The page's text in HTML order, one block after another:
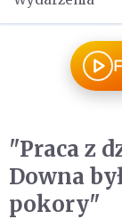
"Praca z
Downa
pokory"